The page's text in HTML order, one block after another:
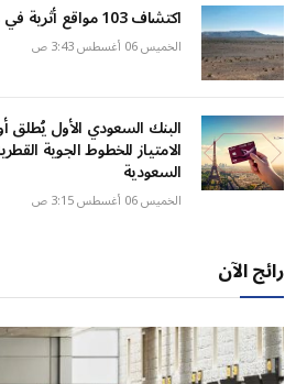
اكتشاف 103 مواقع أثرية في عالية نجد بنقوش فريدة
الخميس 06 أغسطس 3:43 ص
البنك السعودي الأول يُطلق
الامتياز للخطوط الجوية
السعودية
الخميس 06 أغسطس 3:15 ص
رائج الآن